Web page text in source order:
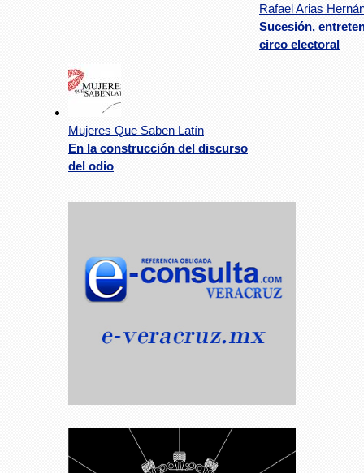
Rafael Arias
Sucesión,
circo electoral
Mujeres Que Saben Latín
En la construcción del discurso
del odio